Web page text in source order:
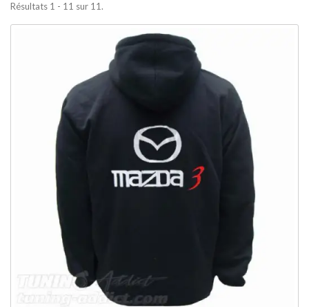
Résultats 1 - 11 sur 11.